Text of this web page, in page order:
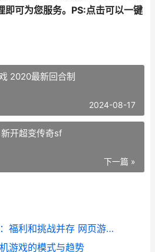
即可为您服务。 PS:点击可以一键
2020最新回合制
2024-08-17
开超变传奇sf
下一篇 »
反常网页游戏送元宝：福利和挑战并存 网页游戏返利网
游戏的模式与趋势